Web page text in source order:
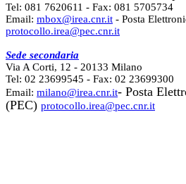
Tel: 081 7620611 - Fax: 081 5705734
Email: mbox@irea.cnr.it - Posta
protocollo.irea@pec.cnr.it
Sede secondaria
Via A Corti, 12 - 20133 Milano
Tel: 02 23699545 - Fax: 02 23699300
Email: milano@irea.cnr.it- Posta
(PEC) protocollo.irea@pec.cnr.it